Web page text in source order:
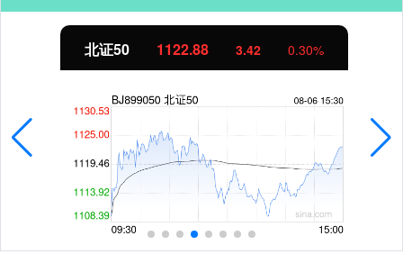
北证50 1122.88 3.42 0.30%